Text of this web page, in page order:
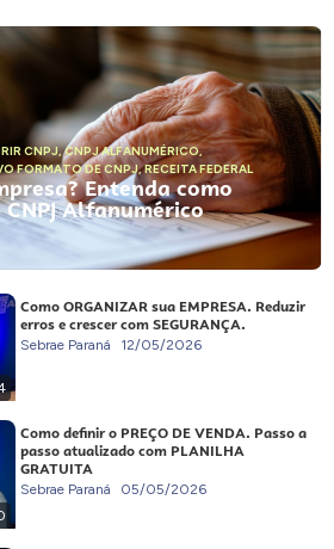
CNPJ,CNPJ ALFANUMÉRICO,
FORMATO DE CNPJ,RECEITA FEDERAL
Entenda como
Alfanumérico
Como ORGANIZAR sua EMPRESA. Reduzir
erros e crescer com SEGURANÇA.
Sebrae Paraná 12/05/2026
Como definir o PREÇO DE VENDA. Passo a
passo atualizado com PLANILHA
GRATUITA
Sebrae Paraná 05/05/2026